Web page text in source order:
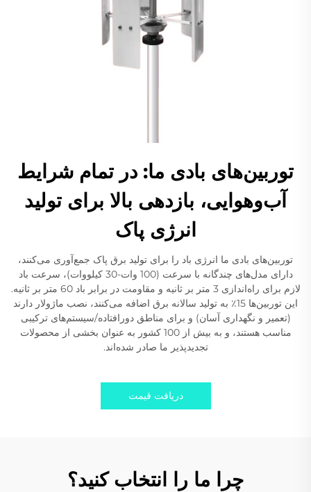
توربین‌های بادی ما: در تمام شرایط
آب‌وهوایی، بازدهی بالا برای تولید
انرژی پاک
توربین‌های بادی ما انرژی باد را برای تولید برق پاک جمع‌آوری می‌کنند،
دارای مدل‌های چندگانه با سرعت (100 وات-30 کیلووات)، سرعت باد
لازم برای راه‌اندازی 3 متر بر ثانیه و مقاومت در برابر باد 60 متر بر ثانیه.
این توربین‌ها 15٪ به تولید سالانه برق اضافه می‌کنند، نصب ماژولار دارند
(تعمیر و نگهداری آسان) و برای مناطق دورافتاده/سیستم‌های ترکیبی
مناسب هستند، و به بیش از 100 کشور به عنوان بخشی از محصولات
تجدیدپذیر ما صادر شده‌اند.
دریافت قیمت
چرا ما را انتخاب کنید؟